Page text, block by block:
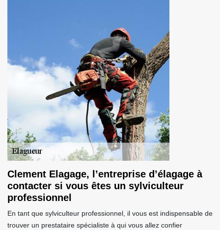
Clement Elagage, l’entreprise d’élagage à
contacter si vous êtes un sylviculteur
professionnel
En tant que sylviculteur professionnel, il vous est indispensable de
trouver un prestataire spécialiste à qui vous allez confier